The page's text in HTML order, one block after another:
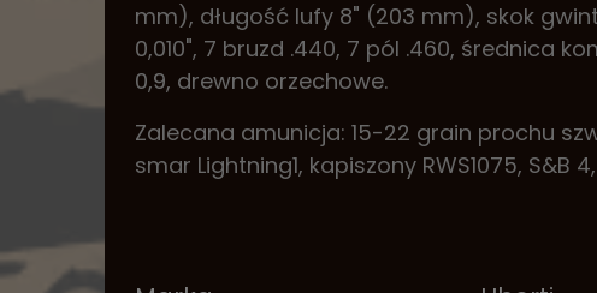
mm), długość lufy 8" (203 mm), skok
0,010", 7 bruzd .440, 7 pól .460, średnica
0,9, drewno orzechowe.
Zalecana amunicja: 15-22 grain prochu
smar Lightning1, kapiszony RWS1075, S&B